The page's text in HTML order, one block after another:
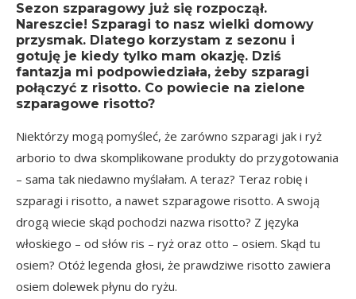
Sezon szparagowy już się rozpoczął.
Nareszcie! Szparagi to nasz wielki domowy
przysmak. Dlatego korzystam z sezonu i
gotuję je kiedy tylko mam okazję. Dziś
fantazja mi podpowiedziała, żeby szparagi
połączyć z risotto. Co powiecie na zielone
szparagowe risotto?
Niektórzy mogą pomyśleć, że zarówno szparagi jak i ryż
arborio to dwa skomplikowane produkty do przygotowania
– sama tak niedawno myślałam. A teraz? Teraz robię i
szparagi i risotto, a nawet szparagowe risotto. A swoją
drogą wiecie skąd pochodzi nazwa risotto? Z języka
włoskiego – od słów ris – ryż oraz otto – osiem. Skąd tu
osiem? Otóż legenda głosi, że prawdziwe risotto zawiera
osiem dolewek płynu do ryżu.